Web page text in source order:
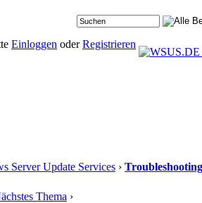
Einloggen oderRegistrieren
Server Update Services › Troubleshooting
Thema ›